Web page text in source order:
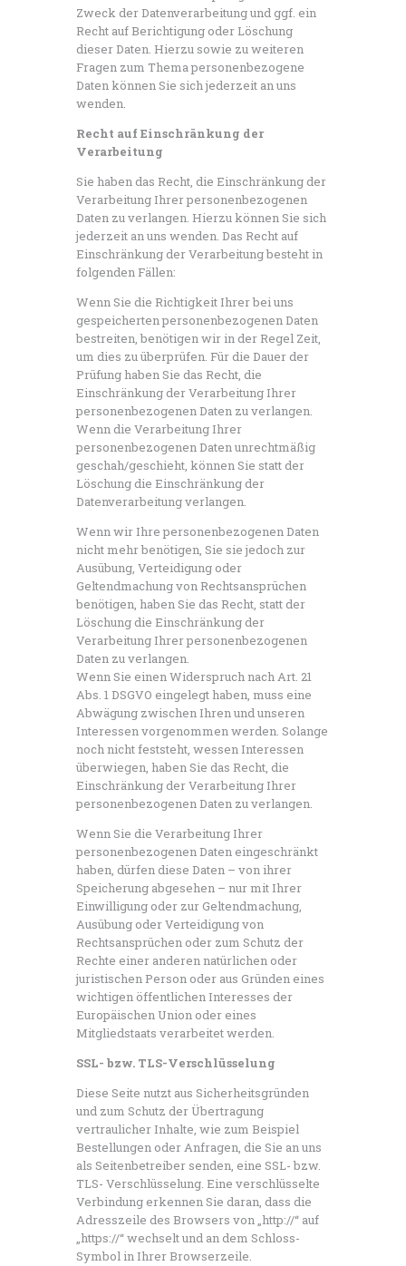
Zweck der Datenverarbeitung und ggf. ein
Recht auf Berichtigung oder Löschung
dieser Daten. Hierzu sowie zu weiteren
Fragen zum Thema personenbezogene
Daten können Sie sich jederzeit an uns
wenden.
Recht auf Einschränkung der
Verarbeitung
Sie haben das Recht, die Einschränkung der
Verarbeitung Ihrer personenbezogenen
Daten zu verlangen. Hierzu können Sie sich
jederzeit an uns wenden. Das Recht auf
Einschränkung der Verarbeitung besteht in
folgenden Fällen:
Wenn Sie die Richtigkeit Ihrer bei uns
gespeicherten personenbezogenen Daten
bestreiten, benötigen wir in der Regel Zeit,
um dies zu überprüfen. Für die Dauer der
Prüfung haben Sie das Recht, die
Einschränkung der Verarbeitung Ihrer
personenbezogenen Daten zu verlangen.
Wenn die Verarbeitung Ihrer
personenbezogenen Daten unrechtmäßig
geschah/geschieht, können Sie statt der
Löschung die Einschränkung der
Datenverarbeitung verlangen.
Wenn wir Ihre personenbezogenen Daten
nicht mehr benötigen, Sie sie jedoch zur
Ausübung, Verteidigung oder
Geltendmachung von Rechtsansprüchen
benötigen, haben Sie das Recht, statt der
Löschung die Einschränkung der
Verarbeitung Ihrer personenbezogenen
Daten zu verlangen.
Wenn Sie einen Widerspruch nach Art. 21
Abs. 1 DSGVO eingelegt haben, muss eine
Abwägung zwischen Ihren und unseren
Interessen vorgenommen werden. Solange
noch nicht feststeht, wessen Interessen
überwiegen, haben Sie das Recht, die
Einschränkung der Verarbeitung Ihrer
personenbezogenen Daten zu verlangen.
Wenn Sie die Verarbeitung Ihrer
personenbezogenen Daten eingeschränkt
haben, dürfen diese Daten – von ihrer
Speicherung abgesehen – nur mit Ihrer
Einwilligung oder zur Geltendmachung,
Ausübung oder Verteidigung von
Rechtsansprüchen oder zum Schutz der
Rechte einer anderen natürlichen oder
juristischen Person oder aus Gründen eines
wichtigen öffentlichen Interesses der
Europäischen Union oder eines
Mitgliedstaats verarbeitet werden.
SSL- bzw. TLS-Verschlüsselung
Diese Seite nutzt aus Sicherheitsgründen
und zum Schutz der Übertragung
vertraulicher Inhalte, wie zum Beispiel
Bestellungen oder Anfragen, die Sie an uns
als Seitenbetreiber senden, eine SSL- bzw.
TLS- Verschlüsselung. Eine verschlüsselte
Verbindung erkennen Sie daran, dass die
Adresszeile des Browsers von „http://“ auf
„https://“ wechselt und an dem Schloss-
Symbol in Ihrer Browserzeile.